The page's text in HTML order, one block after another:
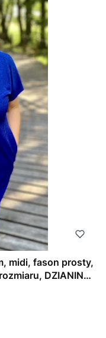
midi, fason prosty,
DZIANINA
TŁOCZONE